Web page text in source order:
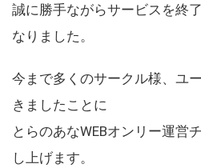
誠に勝手ながらサービスを終
なりました。
今まで多くのサークル様、ユ
きましたことに
とらのあなWEBオンリー運営
し上げます。